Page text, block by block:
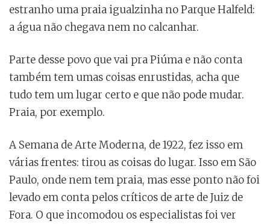
estranho uma praia igualzinha no Parque Halfeld:
a água não chegava nem no calcanhar.
Parte desse povo que vai pra Piúma e não conta
também tem umas coisas enrustidas, acha que
tudo tem um lugar certo e que não pode mudar.
Praia, por exemplo.
A Semana de Arte Moderna, de 1922, fez isso em
várias frentes: tirou as coisas do lugar. Isso em São
Paulo, onde nem tem praia, mas esse ponto não foi
levado em conta pelos críticos de arte de Juiz de
Fora. O que incomodou os especialistas foi ver